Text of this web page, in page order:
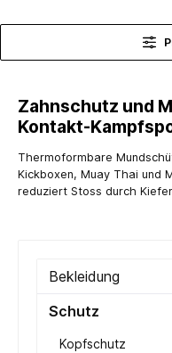
Zahnschutz und
Kontakt-
Thermoformbare
Kickboxen, Muay Thai und
reduziert Stoss durch
Bekleidung
Schutz
Kopfschutz